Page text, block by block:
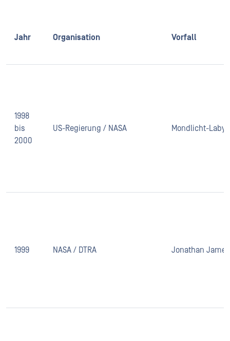
Jahr Organisation Vorfall
1998
bis
2000
US-Regierung / NASA Mondlicht-
1999 NASA / DTRA Jonathan James